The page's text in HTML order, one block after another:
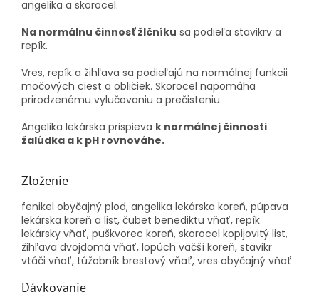
angelika a skorocel.
Na normálnu činnosť žlčníku sa podieľa stavikrv a
repík.
Vres, repík a žihľava sa podieľajú na normálnej funkcii
močových ciest a obličiek. Skorocel napomáha
prirodzenému vylučovaniu a prečisteniu.
Angelika lekárska prispieva k normálnej činnosti
žalúdka a k pH rovnováhe.
Zloženie
fenikel obyčajný plod, angelika lekárska koreň, púpava
lekárska koreň a list, čubet benediktu vňať, repík
lekársky vňať, puškvorec koreň, skorocel kopijovitý list,
žihľava dvojdomá vňať, lopúch väčší koreň, stavikr
vtáči vňať, túžobník brestový vňať, vres obyčajný vňať
Dávkovanie